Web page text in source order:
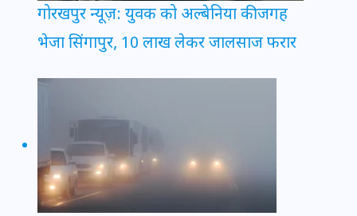
गोरखपुर न्यूज़: युवक को अल्बेनिया की जगह
भेजा सिंगापुर, 10 लाख लेकर जालसाज फरार